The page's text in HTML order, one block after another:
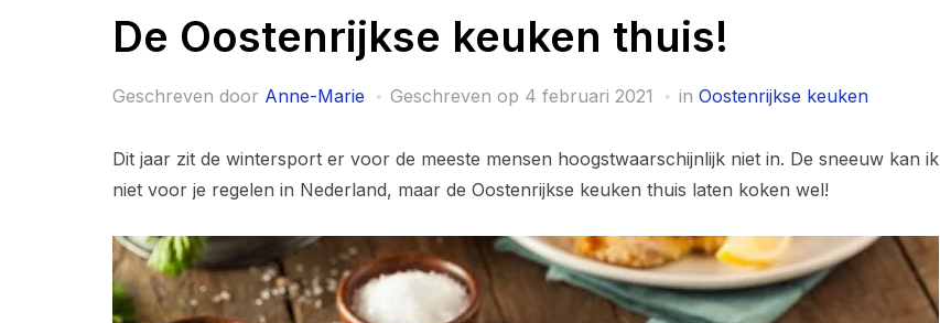
De Oostenrijkse keuken thuis!
Geschreven door Anne-Marie Geschreven op 4 februari 2021 in Oostenrijkse keuken
Dit jaar zit de wintersport er voor de meeste mensen hoogstwaarschijnlijk niet in. De sneeuw kan ik
niet voor je regelen in Nederland, maar de Oostenrijkse keuken thuis laten koken wel!